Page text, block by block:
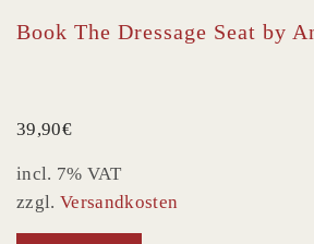
Book The Dressage Seat by
39,90€
incl. 7% VAT
zzgl.Versandkosten